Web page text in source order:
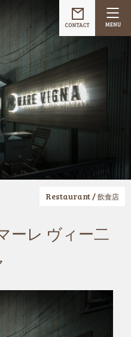
Restaurant / 飲食店
ーレ ヴィー二